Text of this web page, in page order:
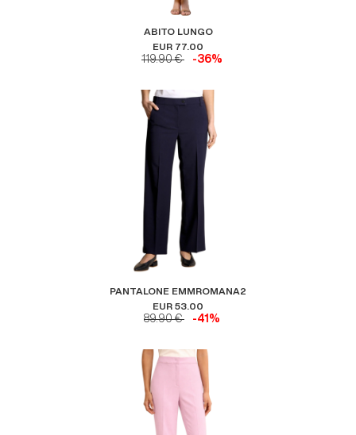
ABITO LUNGO
EUR 77.00
119.90 € -36%
PANTALONE EMMROMANA2
EUR 53.00
89.90 € -41%